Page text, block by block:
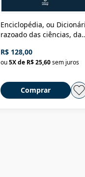
Enciclopédia, ou
razoado das ciências, das
Civilização material
R$ 128,00
ou5X de R$ 25,60sem juros
Comprar